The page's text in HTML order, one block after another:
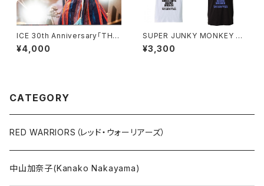
ICE 30th Anniversary「THIS
IS ICE」Tシャツ ＊ステッカー付
き！
¥4,000
SUPER JUNKY MONKEY ウ
チらまだ素敵Tシャツ（グリーン
キーホルダー付き）
¥3,300
CATEGORY
RED WARRIORS（レッド・ウォーリアーズ）
中山加奈子(Kanako Nakayama)